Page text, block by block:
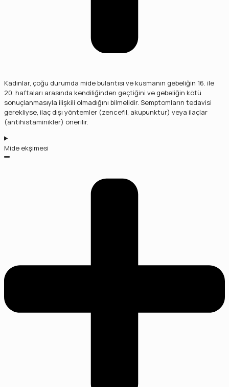
Kadınlar, çoğu durumda mide bulantısı ve kusmanın gebeliğin 16. ile
20. haftaları arasında kendiliğinden geçtiğini ve gebeliğin kötü
sonuçlanmasıyla ilişkili olmadığını bilmelidir. Semptomların tedavisi
gerekliyse, ilaç dışı yöntemler (zencefil, akupunktur) veya ilaçlar
(antihistaminikler) önerilir.
Mide ekşimesi